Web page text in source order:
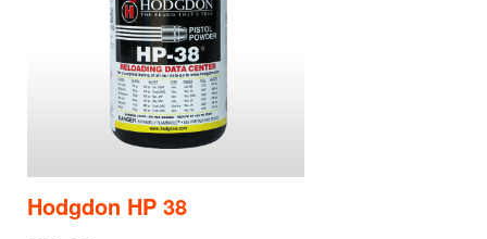
Hodgdon HP 38